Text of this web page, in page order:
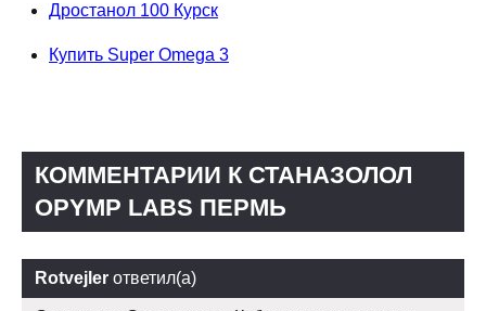
Дростанол 100 Курск
Купить Super Omega 3
КОММЕНТАРИИ К СТАНАЗОЛОЛ
OPYMP LABS ПЕРМЬ
Rotvejler ответил(а)